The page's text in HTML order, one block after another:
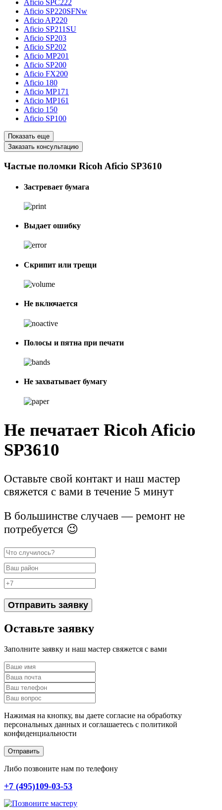
Aficio SPC222
Aficio SP220SFNw
Aficio AP220
Aficio SP211SU
Aficio SP203
Aficio SP202
Aficio MP201
Aficio SP200
Aficio FX200
Aficio 180
Aficio MP171
Aficio MP161
Aficio 150
Aficio SP100
Показать еще
Заказать консультацию
Частые поломки Ricoh Aficio SP3610
Застревает бумага
Выдает ошибку
Скрипит или трещи
Не включается
Полосы и пятна при печати
Не захватывает бумагу
Не печатает Ricoh Aficio
SP3610
Оставьте свой контакт и наш мастер
свяжется с вами в течение 5 минут
В большинстве случаев — ремонт не
потребуется 😉
Отправить заявку
Оставьте заявку
Заполните заявку и наш мастер свяжется с вами
Нажимая на кнопку, вы даете согласие на обработку
персональных данных и соглашаетесь c политикой
конфиденциальности
Отправить
Либо позвоните нам по телефону
+7 (495)109-03-53